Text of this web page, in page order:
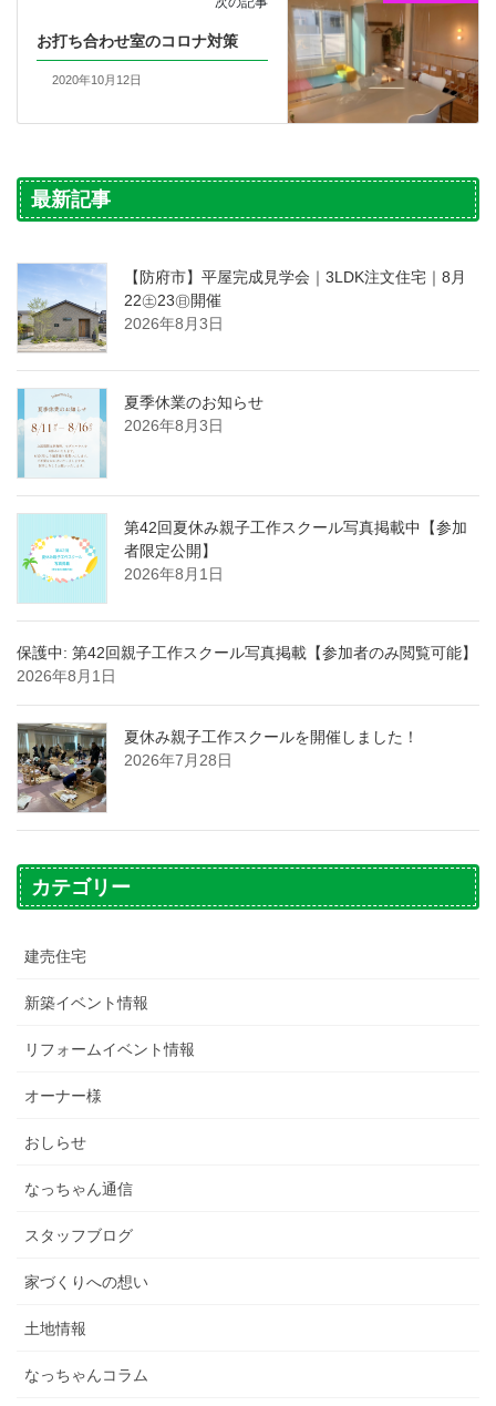
お打ち合わせ室のコロナ対策
2020年10月12日
最新記事
【防府市】平屋完成見学会｜3LDK注文住宅｜8月
22㊏23㊐開催
2026年8月3日
夏季休業のお知らせ
2026年8月3日
第42回夏休み親子工作スクール写真掲載中【参加
者限定公開】
2026年8月1日
保護中: 第42回親子工作スクール写真掲載【参加者のみ閲覧可能】
2026年8月1日
夏休み親子工作スクールを開催しました！
2026年7月28日
カテゴリー
建売住宅
新築イベント情報
リフォームイベント情報
オーナー様
おしらせ
なっちゃん通信
スタッフブログ
家づくりへの想い
土地情報
なっちゃんコラム